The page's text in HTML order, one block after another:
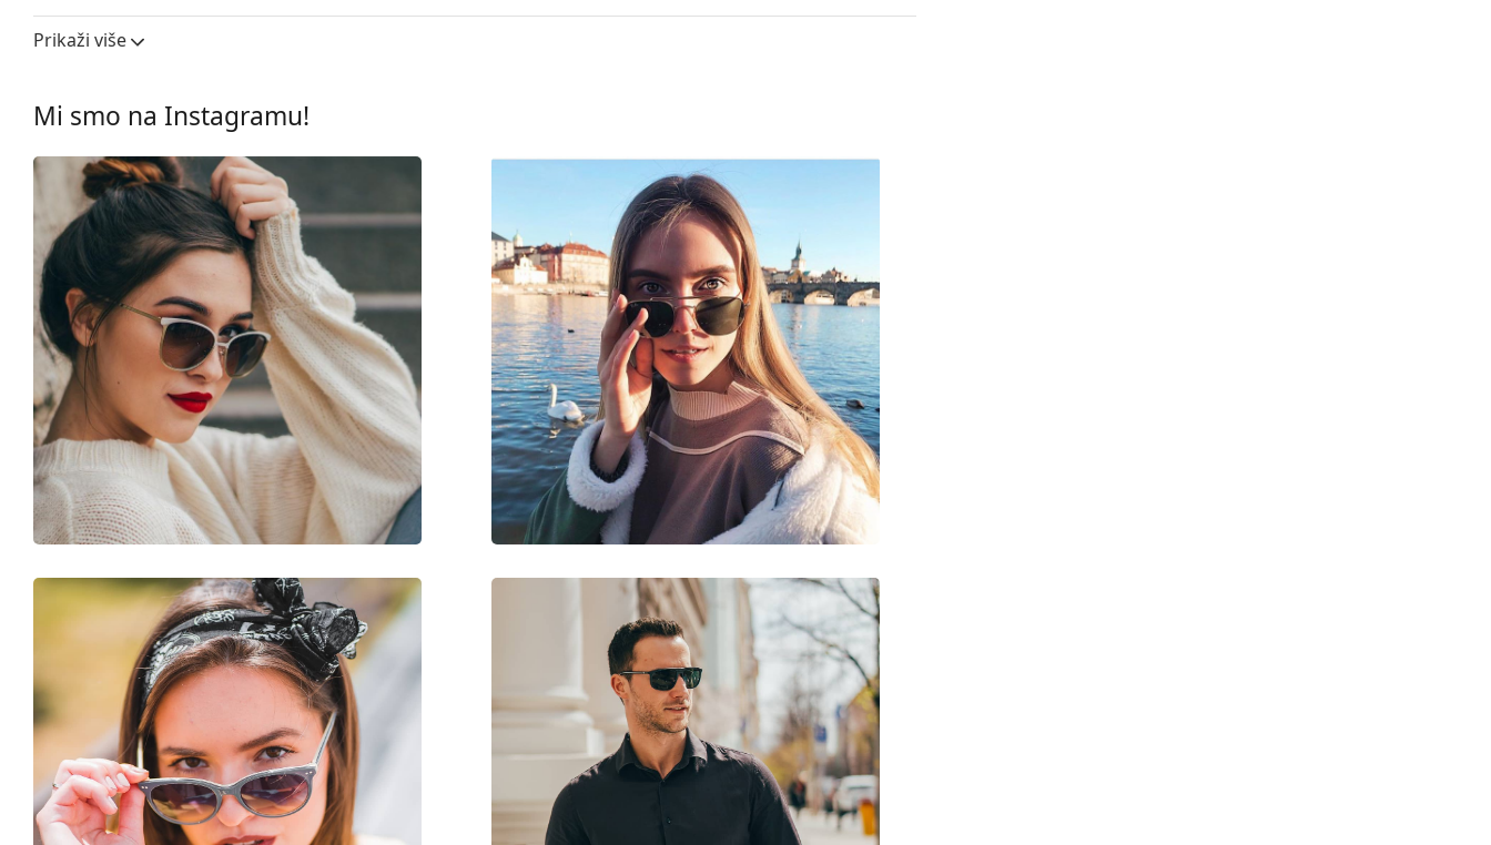
Širina leće:
130 mm
Okviri
Oblik okvira:
Pravokutne
Boja okvira:
Materijal okvira:
Veličina:
M
Širina:
136 mm
Dužina drškice:
145 mm
Širina mosta:
22 mm
Težina:
100 g
Prilagodljivi jastučići za nos:
Ne
Dodaci
Kutijica:
Da
Ostalo
Spol:
Unisex
Kategorija:
Sunčane naočale
Bogner
Upotreba:
Sport
Pogodno za sport:
Biciklizam, Trčanje, Tenis, Planinarenje, Brdski biciklizam
Kod:
67319 1500 130
Prikaži više
Mi smo na Instagramu!